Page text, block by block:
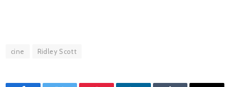
cine Ridley Scott